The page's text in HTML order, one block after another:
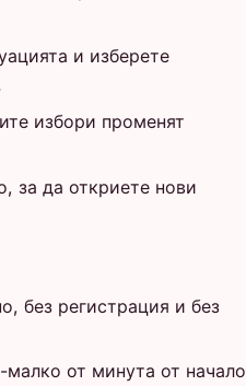
и изберете
избори променят
за да откриете нови
без регистрация и без
малко от минута от начало